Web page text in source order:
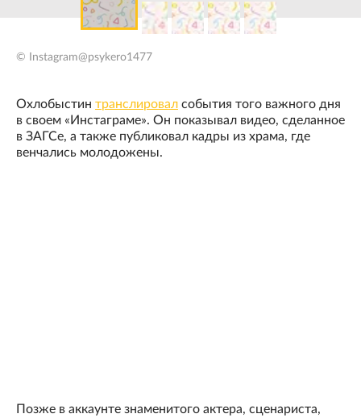
© Instagram@psykero1477
Охлобыстин транслировал события того важного дня
в своем «Инстаграме». Он показывал видео, сделанное
в ЗАГСе, а также публиковал кадры из храма, где
венчались молодожены.
Позже в аккаунте знаменитого актера, сценариста,